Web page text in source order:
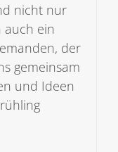
nicht nur
auch ein
der
gemeinsam
und Ideen